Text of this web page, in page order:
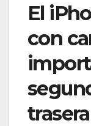
El
con
trasera